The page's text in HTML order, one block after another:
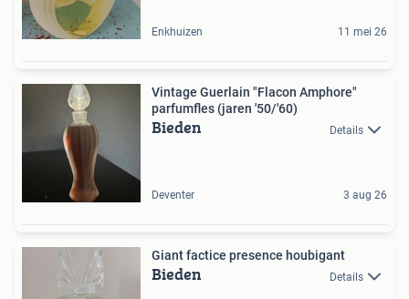
Enkhuizen 11 mei 26
Vintage Guerlain "Flacon Amphore"
parfumfles (jaren '50/'60)
Bieden Details
Deventer 3 aug 26
Giant factice presence houbigant
Bieden Details